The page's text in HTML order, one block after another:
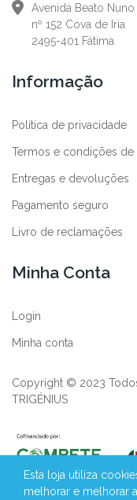
Avenida Beato Nuno
nº 152 Cova de Iria
2495-401 Fátima
Informação
Política de privacidade
Termos e condições de
Entregas e devoluções
Pagamento seguro
Livro de reclamações
Minha Conta
Login
Minha conta
Copyright © 2023
TRIGÉNIUS
Esta loja utiliza
melhorar e melhorar